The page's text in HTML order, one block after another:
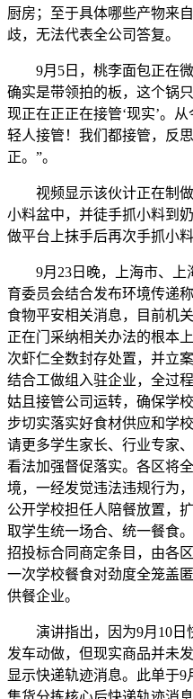
厨房；至于具体哪些产物来
歧，无法代表全公司答复。
9月5日，桃李面包正在微
确实是带领拍的板，这个锅
现正在正正在接管‘现实’。
轻人接管！我们都接管，反
正。”。
视频显示该伙计正在制做
小料盆中，并徒手抓小料到
做平台上抹手后再次手抓小料
9月23日晚，上海市、上
育委员会结合发布环境传递
食物平安相关消息，目前机
正在门采纳相关办法的根本
次虾仁全数封存处置，并立
结合工做组入驻企业，全过
姑且接管公司运转，确保学
步切实落实好食材供应和学
请更多学生家长、行业专家
看法加强督促落实。各区将
境，一经发觉违法违规行为
公开学校担任人陪餐放置，
取学生统一场合、统一餐食
招投标合同商定条目，由各
一次学校餐食对劲度全笼盖
供餐企业。
演讲指出，因为9月10日
发车动做，但现实商品并未
显示快递轨迹消息。此单于9